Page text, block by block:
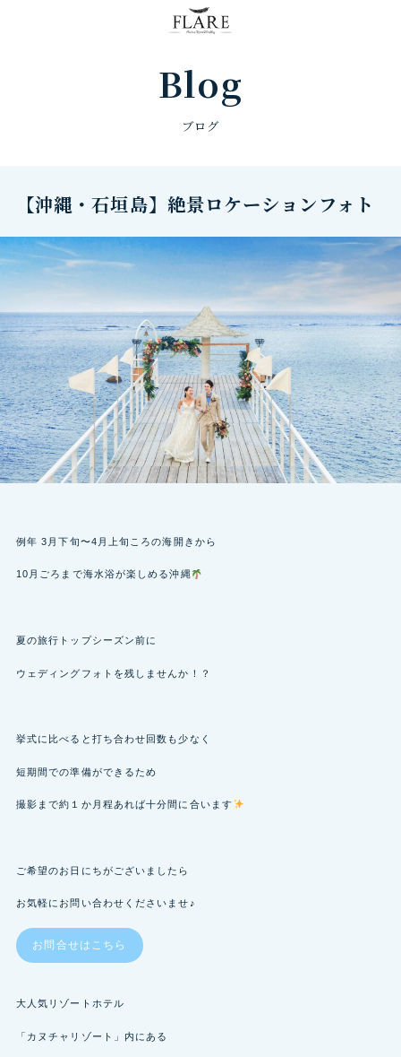
Blog
ブログ
【沖縄・石垣島】絶景ロケーションフォト
例年 3月下旬〜4月上旬ころの海開きから
10月ごろまで海水浴が楽しめる沖縄
夏の旅行トップシーズン前に
ウェディングフォトを残しませんか！？
挙式に比べると打ち合わせ回数も少なく
短期間での準備ができるため
撮影まで約１か月程あれば十分間に合います
ご希望のお日にちがございましたら
お気軽にお問い合わせくださいませ♪
お問合せはこちら
大人気リゾートホテル
「カヌチャリゾート」内にある